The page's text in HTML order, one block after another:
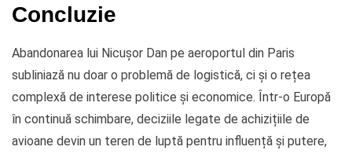
Concluzie
Abandonarea lui Nicușor Dan pe aeroportul din Paris
subliniază nu doar o problemă de logistică, ci și o rețea
complexă de interese politice și economice. Într-o Europă
în continuă schimbare, deciziile legate de achizițiile de
avioane devin un teren de luptă pentru influență și putere,